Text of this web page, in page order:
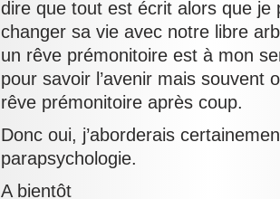
dire que tout est écrit alors que je
changer sa vie avec notre libre
un rêve prémonitoire est à mon
pour savoir l’avenir mais souvent
rêve prémonitoire après coup.
Donc oui, j’aborderais
parapsychologie.
A bientôt